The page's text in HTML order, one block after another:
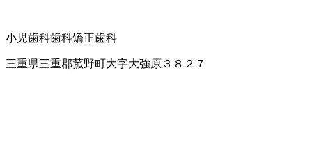
小児歯科歯科矯正歯科
三重県三重郡菰野町大字大強原３８２７